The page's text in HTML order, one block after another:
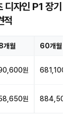
자인 P1 장기
적
개월 60개월
원 681,100원
원 884,509